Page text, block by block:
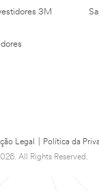
3M
Legal Política da
All Rights Reserved.